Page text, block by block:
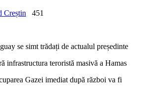
Creștin
451
se simt trădați de actualul președinte
infrastructura teroristă masivă a Hamas
Gazei imediat după război va fi